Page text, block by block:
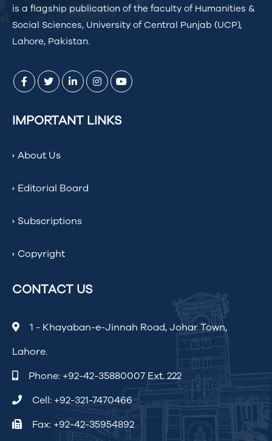
is a flagship publication of the faculty of Humanities &
Social Sciences, University of Central Punjab (UCP),
Lahore, Pakistan.
IMPORTANT LINKS
About Us
Editorial Board
Subscriptions
Copyright
CONTACT US
1 - Khayaban-e-Jinnah Road, Johar Town,
Lahore.
Phone: +92-42-35880007 Ext. 222
Cell: +92-321-7470466
Fax: +92-42-35954892